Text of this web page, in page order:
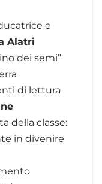
e
Alatri
dei semi”
di lettura
della classe:
in divenire